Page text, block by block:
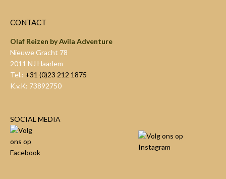
CONTACT
Olaf Reizen by Avila Adventure
Nieuwe Gracht 78
2011 NJ Haarlem
Tel.: +31 (0)23 212 1875
K.v.K: 73892750
SOCIAL MEDIA